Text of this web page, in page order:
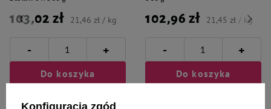
103,02 zł 21,46 zł / kg
- +
Do koszyka
102,96 zł 21,45 zł / kg
- +
Do koszyka
Konfiguracja zgód